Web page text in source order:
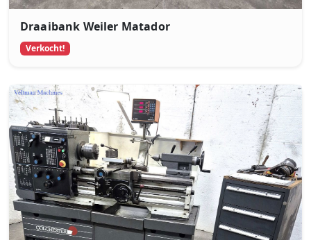
Draaibank Weiler Matador
Verkocht!